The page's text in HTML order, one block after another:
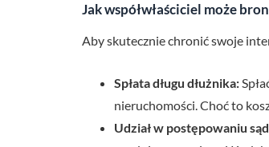
Jak współwłaściciel może
Aby skutecznie chronić swoje
Spłata długu dłużnika:
nieruchomości. Choć to
Udział w postępowaniu